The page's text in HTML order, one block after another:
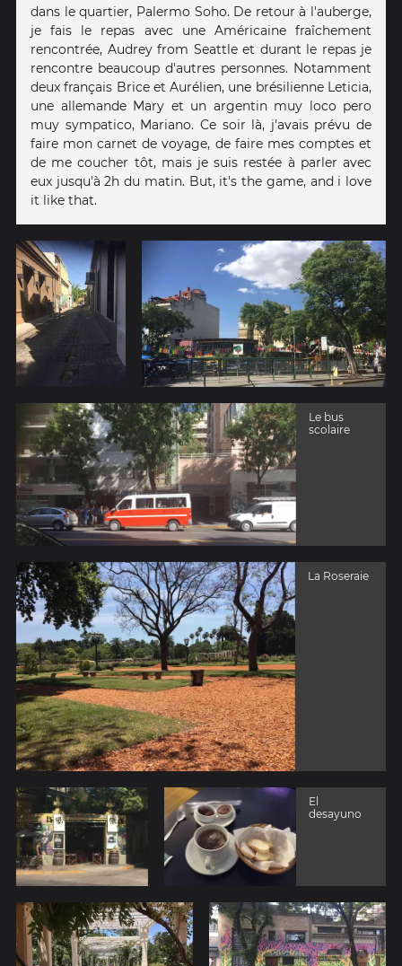
dans le quartier, Palermo Soho. De retour à l'auberge,
je fais le repas avec une Américaine fraîchement
rencontrée, Audrey from Seattle et durant le repas je
rencontre beaucoup d'autres personnes. Notamment
deux français Brice et Aurélien, une brésilienne Leticia,
une allemande Mary et un argentin muy loco pero
muy sympatico, Mariano. Ce soir là, j'avais prévu de
faire mon carnet de voyage, de faire mes comptes et
de me coucher tôt, mais je suis restée à parler avec
eux jusqu'à 2h du matin. But, it's the game, and i love
it like that.
Le bus
scolaire
La Roseraie
El
desayuno